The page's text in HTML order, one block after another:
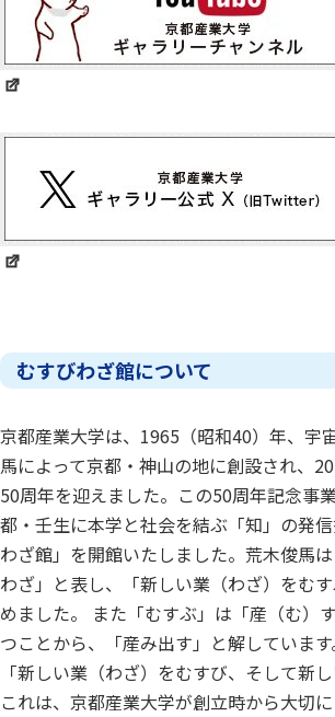
むすびわざ館について
京都産業大学は、1965（昭和40）年、宇
馬によって京都・神山の地に創設され、
50周年を迎えました。この50周年記念事
都・壬生に本学と社会を結ぶ「知」の発
わざ館」を開館いたしました。荒木俊馬
わざ」と表し、「新しい業（わざ）をむ
めました。 また「むすぶ」は「産（む）
つことから、「産み出す」と解しています
「新しい業（わざ）をむすび、そして新
これは、京都産業大学が創立時から大切